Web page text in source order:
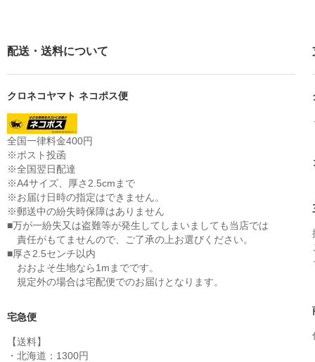
配送・送料について
クロネコヤマト ネコポス便
全国一律料金400円
※ポスト投函
※全国翌日配達
※A4サイズ、厚さ2.5cmまで
※お届け日時の指定はできません。
※郵送中の紛失時保障はありません
■万が一紛失又は盗難等が発生してしまいましても当店では
責任がもてませんので、ご了承の上お選びください。
■厚さ2.5センチ以内
おおよそ生地なら1mまでです。
規定外の場合は宅配便でのお届けとなります。
宅急便
【送料】
・北海道：1300円